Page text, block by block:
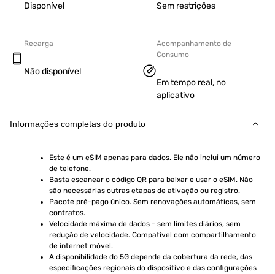
Disponível Sem restrições
Recarga
Não disponível
Acompanhamento de
Consumo
Em tempo real, no
aplicativo
Informações completas do produto
Este é um eSIM apenas para dados. Ele não inclui um número
de telefone.
Basta escanear o código QR para baixar e usar o eSIM. Não
são necessárias outras etapas de ativação ou registro.
Pacote pré-pago único. Sem renovações automáticas, sem
contratos.
Velocidade máxima de dados - sem limites diários, sem
redução de velocidade. Compatível com compartilhamento
de internet móvel.
A disponibilidade do 5G depende da cobertura da rede, das
especificações regionais do dispositivo e das configurações